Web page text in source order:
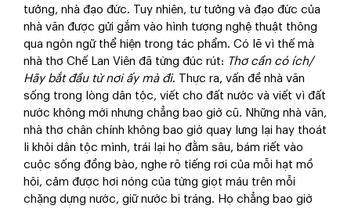
tưởng, nhà đạo đức. Tuy nhiên, tư tưởng và đạo đức của
nhà văn được gửi gắm vào hình tượng nghệ thuật thông
qua ngôn ngữ thể hiện trong tác phẩm. Có lẽ vì thế mà
nhà thơ Chế Lan Viên đã từng đúc rút: Thơ cần có ích/
Hãy bắt đầu từ nơi ấy mà đi. Thực ra, vấn đề nhà văn
sống trong lòng dân tộc, viết cho đất nước và viết vì đất
nước không mới nhưng chẳng bao giờ cũ. Những nhà văn,
nhà thơ chân chính không bao giờ quay lưng lại hay thoát
li khỏi dân tộc mình, trái lại họ đằm sâu, bám riết vào
cuộc sống đồng bào, nghe rõ tiếng rơi của mỗi hạt mồ
hôi, cảm được hơi nóng của từng giọt máu trên mỗi
chặng dựng nước, giữ nước bi tráng. Họ chẳng bao giờ